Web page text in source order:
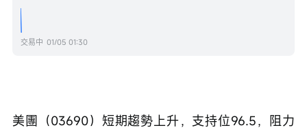
交易中 01/05 01:30
美團（03690）短期趨勢上升，支持位96.5，阻力